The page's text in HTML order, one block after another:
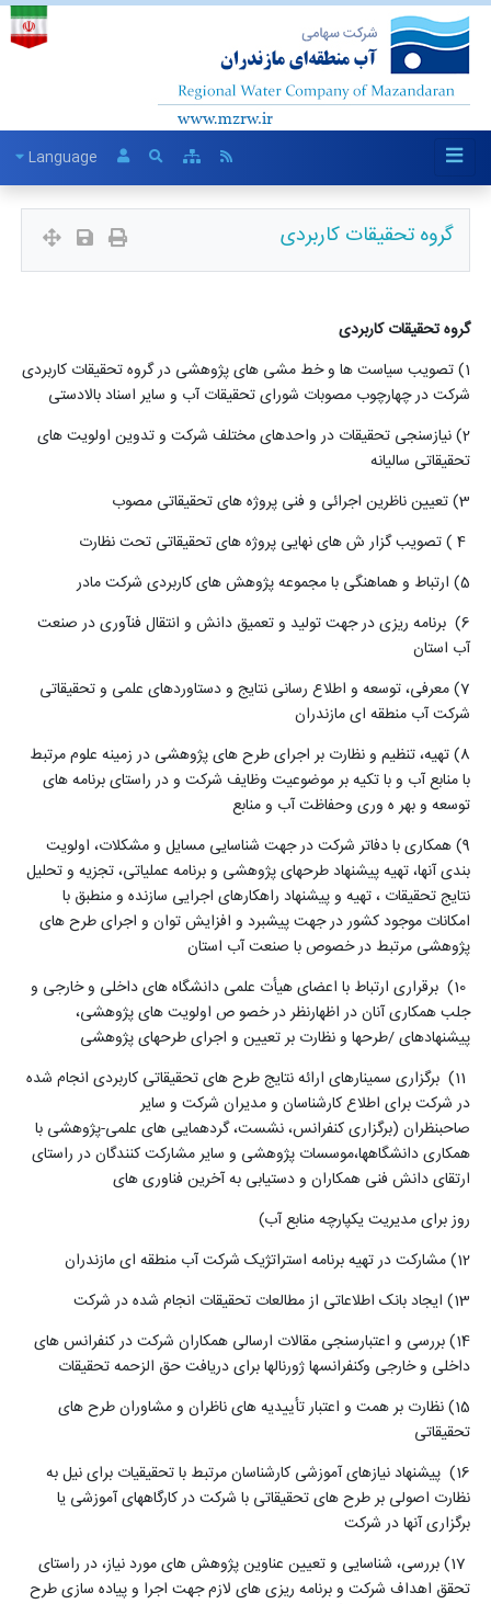
Language
گروه تحقیقات کاربردی
گروهتحقیقات کاربردی
(1تصویب سیاست ها و خط مشی های پژوهشی در گروه تحقیقات کاربردی
شرکت در چهارچوب مصوبات شورای تحقیقات آب و سایر اسناد بالادستی
2) نیازسنجی تحقیقات در واحدهای مختلف شرکت و تدوین اولویت های
تحقیقاتی سالیانه
3) تعیین ناظرین اجرائی و فنی پروژه های تحقیقاتی مصوب
4 ) تصویب گزار ش های نهایی پروژه های تحقیقاتی تحت نظارت
(5 ارتباط و هماهنگی با مجموعه پژوهش های کاربردی شرکت مادر
6) برنامه ریزی در جهت تولید و تعمیق دانش و انتقال فنآوری در صنعت
آب استان
7) معرفی، توسعه و اطلاع رسانی نتایج و دستاوردهای علمی و تحقیقاتی
شرکت آب منطقه ای مازندران
8) تهیه، تنظیم و نظارت بر اجرای طرح های پژوهشی در زمینه علوم مرتبط
با منابع آب و با تکیه بر موضوعیت وظایف شرکت و در راستای برنامه های
توسعه و بهر ه وری وحفاظت آب و منابع
9) همکاری با دفاتر شرکت در جهت شناسایی مسایل و مشکلات، اولویت
بندی آنها، تهیه پیشنهاد طرحهای پژوهشی و برنامه عملیاتی، تجزیه و تحلیل
نتایج تحقیقات ، تهیه و پیشنهاد راهکارهای اجرایی سازنده و منطبق با
امکانات موجود کشور در جهت پیشبرد و افزایش توان و اجرای طرح های
پژوهشی مرتبط در خصوص با صنعت آب استان
(10 برقراری ارتباط با اعضای هیأت علمی دانشگاه های داخلی و خارجی و
جلب همکاری آنان در اظهارنظر در خصو ص اولویت های پژوهشی،
پیشنهادهای/طرحها و نظارت بر تعیین و اجرای طرحهای پژوهشی
(11 برگزاری سمینارهای ارائه نتایج طرح های تحقیقاتی کاربردی انجام شده
در شرکت برای اطلاع کارشناسان و مدیران شرکت و سایر
صاحبنظران )برگزاری کنفرانس، نشست، گردهمایی های علمی-پژوهشی با
همکاری دانشگاهها،موسسات پژوهشی و سایر مشارکت کنندگان در راستای
ارتقای دانش فنی همکاران و دستیابی به آخرین فناوری های
روز برای مدیریت یکپارچه منابع آب)
(12مشارکت در تهیه برنامه استراتژیک شرکت آب منطقه ای مازندران
(13 ایجاد بانک اطلاعاتی از مطالعات تحقیقات انجام شده در شرکت
14) بررسی و اعتبارسنجی مقالات ارسالی همکاران شرکت در کنفرانس های
داخلی و خارجی وکنفرانسها ژورنالها برای دریافت حق الزحمه تحقیقات
15) نظارت بر همت و اعتبار تأییدیه های ناظران و مشاوران طرح های
تحقیقاتی
16) پیشنهاد نیازهای آموزشی کارشناسان مرتبط با تحقیقیات برای نیل به
نظارت اصولی بر طرح های تحقیقاتی با شرکت در کارگاههای آموزشی یا
برگزاری آنها در شرکت
17) بررسی، شناسایی و تعیین عناوین پژوهش های مورد نیاز، در راستای
تحقق اهداف شرکت و برنامه ریزی های لازم جهت اجرا و پیاده سازی طرح